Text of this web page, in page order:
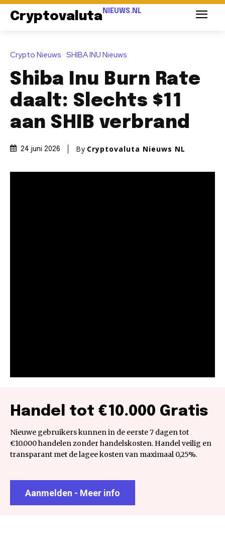
Cryptovaluta NIEUWS.NL
Crypto Nieuws SHIBA INU Nieuws
Shiba Inu Burn Rate
daalt: Slechts $11
aan SHIB verbrand
24 juni 2026 By Cryptovaluta Nieuws NL
Handel tot €10.000 Gratis
Nieuwe gebruikers kunnen in de eerste 7 dagen tot
€10.000 handelen zonder handelskosten. Handel veilig en
transparant met de lagee kosten van maximaal 0,25%.
Aanmelden - Meer info